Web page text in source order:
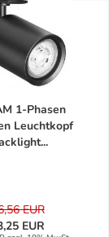
1-Phasen
Leuchtkopf
EUR
EUR